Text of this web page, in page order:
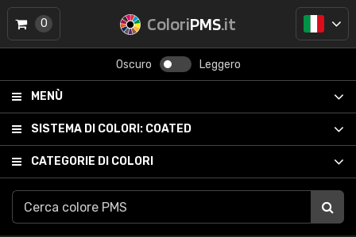
ColoriPMS.it
Oscuro Leggero
MENÙ
SISTEMA DI COLORI: COATED
CATEGORIE DI COLORI
0